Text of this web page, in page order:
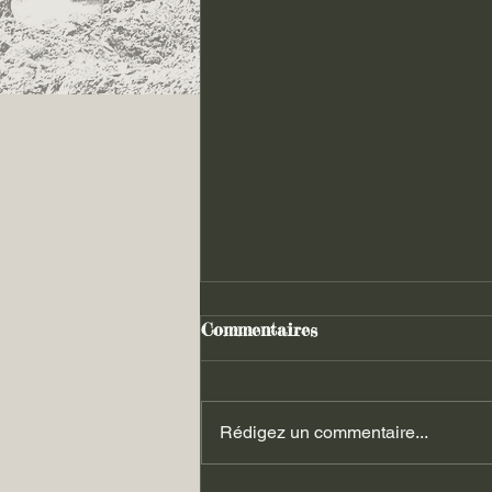
Commentaires
Rédigez un commentaire...